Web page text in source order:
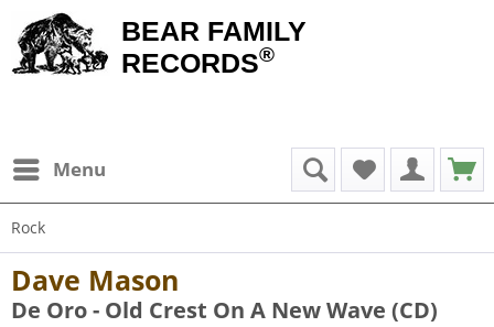
BEAR FAMILY
RECORDS®
Menu
Rock
Dave Mason
De Oro - Old Crest On A New Wave (CD)